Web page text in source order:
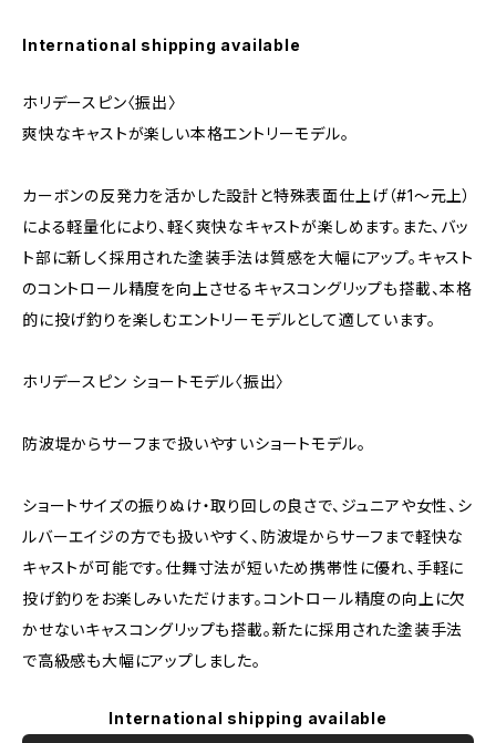
International shipping available
ホリデースピン〈振出〉
爽快なキャストが楽しい本格エントリーモデル。
カーボンの反発力を活かした設計と特殊表面仕上げ（#1〜元上）
による軽量化により、軽く爽快なキャストが楽しめます。また、バッ
ト部に新しく採用された塗装手法は質感を大幅にアップ。キャスト
のコントロール精度を向上させるキャスコングリップも搭載、本格
的に投げ釣りを楽しむエントリーモデルとして適しています。
ホリデースピン ショートモデル〈振出〉
防波堤からサーフまで扱いやすいショートモデル。
ショートサイズの振りぬけ・取り回しの良さで、ジュニアや女性、シ
ルバーエイジの方でも扱いやすく、防波堤からサーフまで軽快な
キャストが可能です。仕舞寸法が短いため携帯性に優れ、手軽に
投げ釣りをお楽しみいただけます。コントロール精度の向上に欠
かせないキャスコングリップも搭載。新たに採用された塗装手法
で高級感も大幅にアップしました。
International shipping available